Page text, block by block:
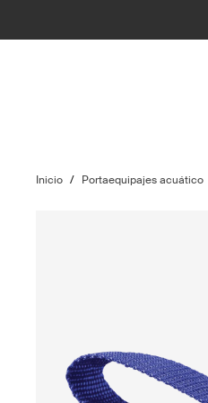
Inicio / Portaequipajes acuático